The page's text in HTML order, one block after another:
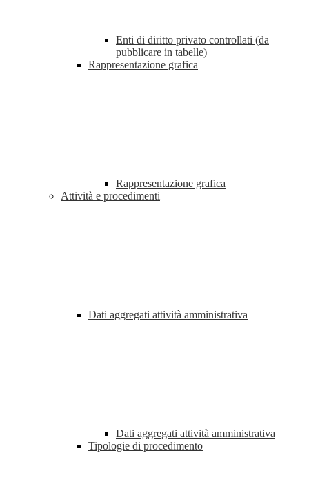
Enti di diritto privato controllati (da
pubblicare in tabelle)
Rappresentazione grafica
Rappresentazione grafica
Attività e procedimenti
Dati aggregati attività amministrativa
Dati aggregati attività amministrativa
Tipologie di procedimento